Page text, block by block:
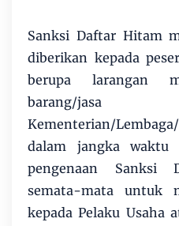
Sanksi Daftar Hitam
diberikan kepada
berupa larangan
barang/
Kementerian/
dalam jangka
pengenaan Sanksi
semata-mata untuk
kepada Pelaku Usaha